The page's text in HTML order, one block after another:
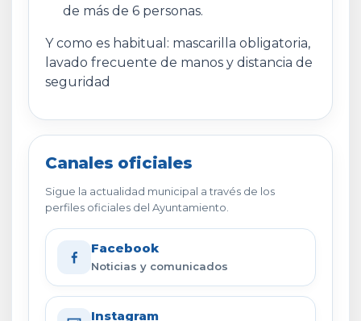
de más de 6 personas.
Y como es habitual: mascarilla obligatoria,
lavado frecuente de manos y distancia de
seguridad
Canales oficiales
Sigue la actualidad municipal a través de los
perfiles oficiales del Ayuntamiento.
Facebook
Noticias y comunicados
Instagram